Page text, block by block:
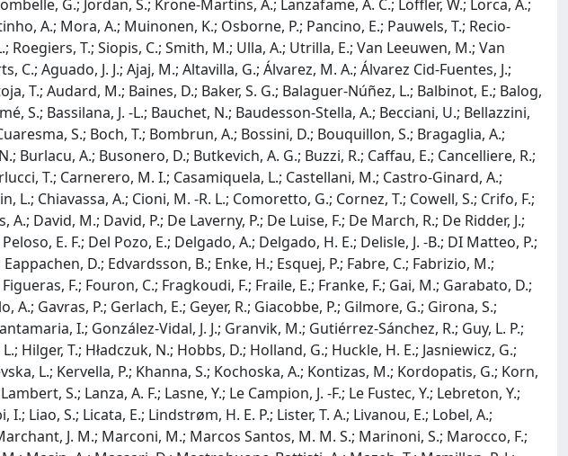
G.; Jordan, S.; Krone-Martins, A.; Lanzafame, A. C.; Löffler, W.; Lorca, A.;
A.; Mora, A.; Muinonen, K.; Osborne, P.; Pancino, E.; Pauwels, T.; Recio-
Roegiers, T.; Siopis, C.; Smith, M.; Ulla, A.; Utrilla, E.; Van Leeuwen, M.; Van
C.; Aguado, J. J.; Ajaj, M.; Altavilla, G.; Álvarez, M. A.; Álvarez Cid-Fuentes, J.;
T.; Audard, M.; Baines, D.; Baker, S. G.; Balaguer-Núñez, L.; Balbinot, E.; Balog,
S.; Bassilana, J. -L.; Bauchet, N.; Baudesson-Stella, A.; Becciani, U.; Bellazzini,
S.; Boch, T.; Bombrun, A.; Bossini, D.; Bouquillon, S.; Bragaglia, A.;
Burlacu, A.; Busonero, D.; Butkevich, A. G.; Buzzi, R.; Caffau, E.; Cancelliere, R.;
T.; Carnerero, M. I.; Casamiquela, L.; Castellani, M.; Castro-Ginard, A.;
L.; Chiavassa, A.; Cioni, M. -R. L.; Comoretto, G.; Cornez, T.; Cowell, S.; Crifo, F.;
David, M.; David, P.; De Laverny, P.; De Luise, F.; De March, R.; De Ridder, J.;
E. F.; Del Pozo, E.; Delgado, A.; Delgado, H. E.; Delisle, J. -B.; DI Matteo, P.;
D.; Edvardsson, B.; Enke, H.; Esquej, P.; Fabre, C.; Fabrizio, M.;
F.; Fouron, C.; Fragkoudi, F.; Fraile, E.; Franke, F.; Gai, M.; Garabato, D.;
Gavras, P.; Gerlach, E.; Geyer, R.; Giacobbe, P.; Gilmore, G.; Girona, S.;
I.; González-Vidal, J. J.; Granvik, M.; Gutiérrez-Sánchez, R.; Guy, L. P.;
Hilger, T.; Hładczuk, N.; Hobbs, D.; Holland, G.; Huckle, H. E.; Jasniewicz, G.;
L.; Kervella, P.; Khanna, S.; Kochoska, A.; Kontizas, M.; Kordopatis, G.; Korn,
S.; Lanza, A. F.; Lasne, Y.; Le Campion, J. -F.; Le Fustec, Y.; Lebreton, Y.;
I.; Liao, S.; Licata, E.; Lindstrøm, H. E. P.; Lister, T. A.; Livanou, E.; Lobel, A.;
J. M.; Marconi, M.; Marcos Santos, M. M. S.; Marinoni, S.; Marocco, F.;